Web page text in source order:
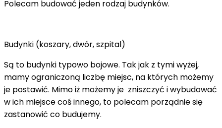
Polecam budować jeden rodzaj budynków.
Budynki (koszary, dwór, szpital)
Są to budynki typowo bojowe. Tak jak z tymi wyżej,
mamy ograniczoną liczbę miejsc, na których możemy
je postawić. Mimo iż możemy je zniszczyć i wybudować
w ich miejsce coś innego, to polecam porządnie się
zastanowić co budujemy.